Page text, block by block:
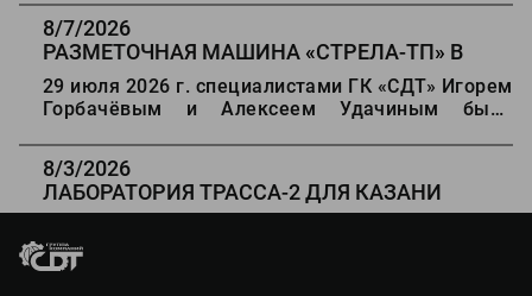
автомобильных дорог Казахстана".
8/7/2026
РАЗМЕТОЧНАЯ МАШИНА «СТРЕЛА-ТП» В
ДЕРБЕНТ
29 июля 2026 г. специалистами ГК «СДТ» Игорем
Горбачёвым и Алексеем Удачиным была
дорог «Стрела ТП» Заказчику в г Дербенте.
8/3/2026
ЛАБОРАТОРИЯ ТРАССА-2 ДЛЯ КАЗАНИ
строительный университет г. Казани получил
передвижную дорожную лабораторию